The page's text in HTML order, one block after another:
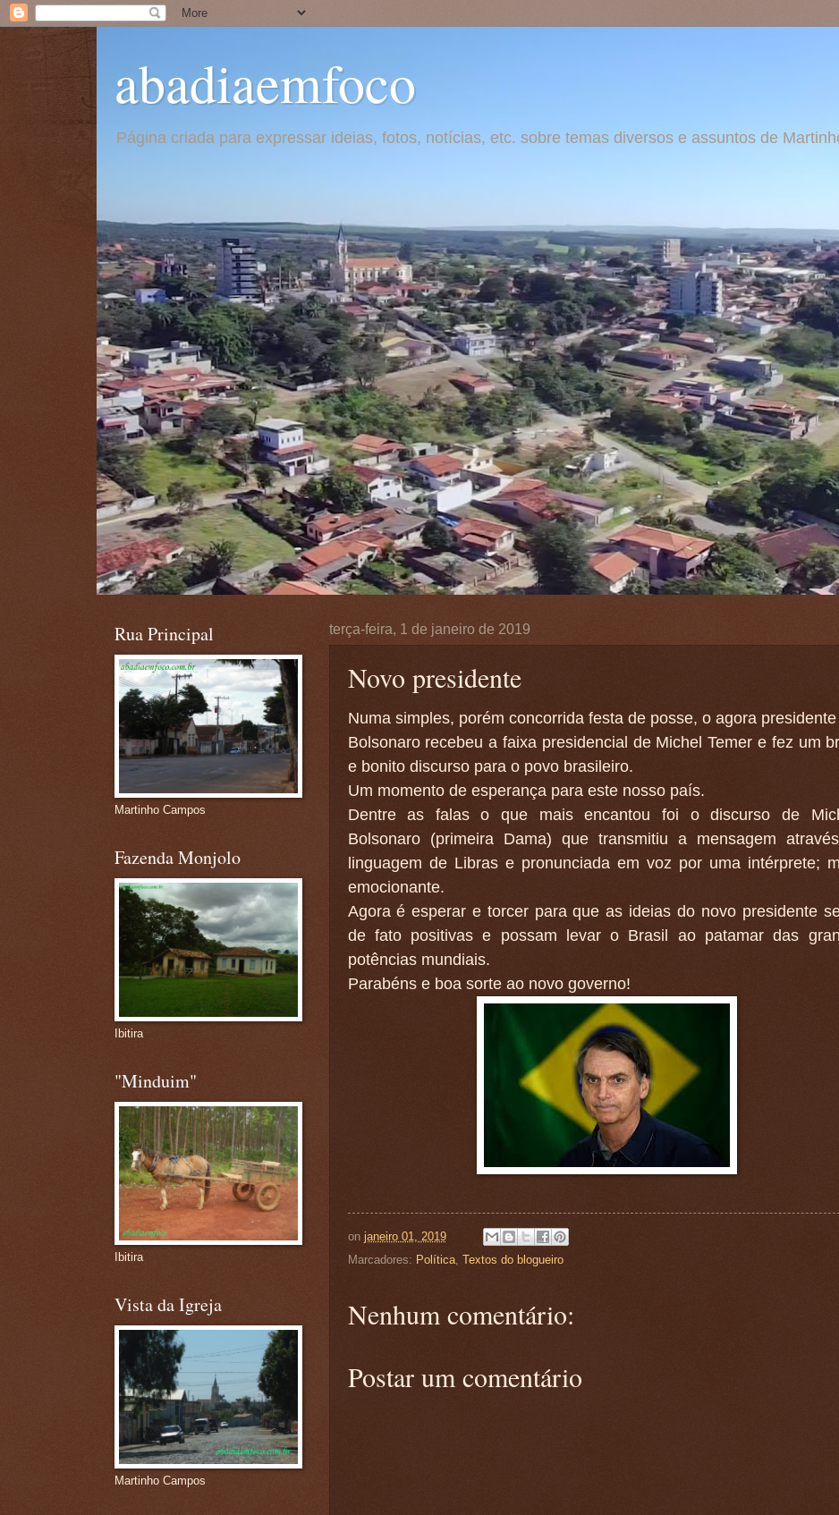
abadiaemfoco
Página criada para expressar ideias, fotos, notícias, etc. sobre temas diversos e assuntos de
terça-feira, 1 de janeiro de 2019
Novo presidente
Numa simples, porém concorrida festa de posse, o agora
Bolsonaro recebeu a faixa presidencial de Michel Temer e fez um
e bonito discurso para o povo brasileiro.
Um momento de esperança para este nosso país.
Dentre as falas o que mais encantou foi o discurso de
Bolsonaro (primeira Dama) que transmitiu a mensagem
linguagem de Libras e pronunciada em voz por uma intérprete;
emocionante.
Agora é esperar e torcer para que as ideias do novo presidente
de fato positivas e possam levar o Brasil ao patamar das
potências mundiais.
Parabéns e boa sorte ao novo governo!
on janeiro 01, 2019
Marcadores: Política, Textos do blogueiro
Nenhum comentário:
Postar um comentário
Rua Principal
Martinho Campos
Fazenda Monjolo
Ibitira
"Minduim"
Ibitira
Vista da Igreja
Martinho Campos